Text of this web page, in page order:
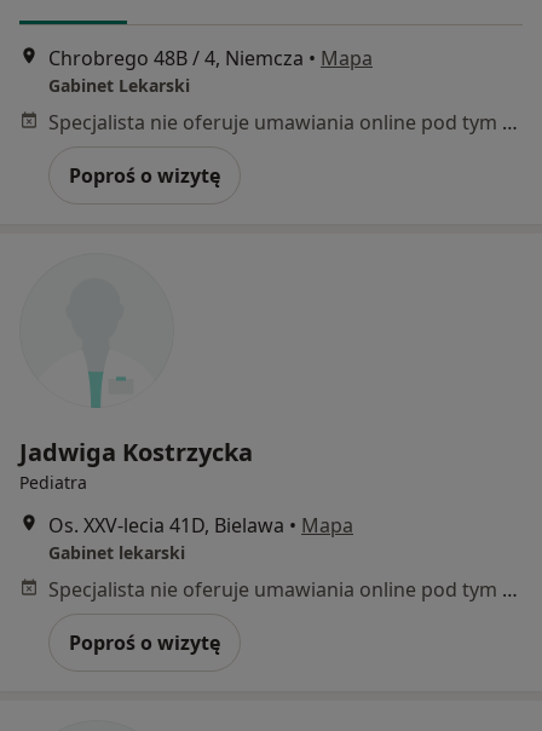
Chrobrego 48B / 4, Niemcza • Mapa
Gabinet Lekarski
Specjalista nie oferuje umawiania online pod tym adresem.
Poproś o wizytę
Jadwiga Kostrzycka
Pediatra
Os. XXV-lecia 41D, Bielawa • Mapa
Gabinet lekarski
Specjalista nie oferuje umawiania online pod tym adresem.
Poproś o wizytę